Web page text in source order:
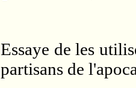
Essaye de les
partisans de